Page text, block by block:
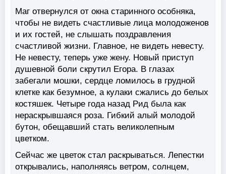
Маг отвернулся от окна старинного особняка,
чтобы не видеть счастливые лица молодоженов
и их гостей, не слышать поздравления
счастливой жизни. Главное, не видеть невесту.
Не невесту, теперь уже жену. Новый приступ
душевной боли скрутил Егора. В глазах
забегали мошки, сердце ломилось в грудной
клетке как безумное, а кулаки сжались до белых
костяшек. Четыре года назад Рид была как
нераскрывшаяся роза. Гибкий алый молодой
бутон, обещавший стать великолепным
цветком.
Сейчас же цветок стал раскрываться. Лепестки
открывались, наполняясь ветром, солнцем,